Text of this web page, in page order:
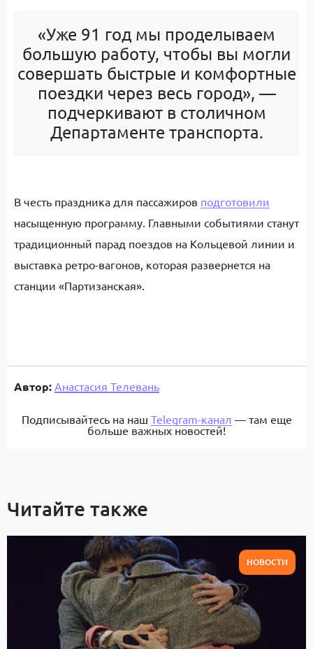
«Уже 91 год мы проделываем
большую работу, чтобы вы могли
совершать быстрые и комфортные
поездки через весь город», —
подчеркивают в столичном
Департаменте транспорта.
В честь праздника для пассажиров подготовили
насыщенную программу. Главными событиями станут
традиционный парад поездов на Кольцевой линии и
выставка ретро-вагонов, которая развернется на
станции «Партизанская».
Автор: Анастасия Телевань
Подписывайтесь на наш Telegram-канал — там еще
больше важных новостей!
Читайте также
НОВОСТИ